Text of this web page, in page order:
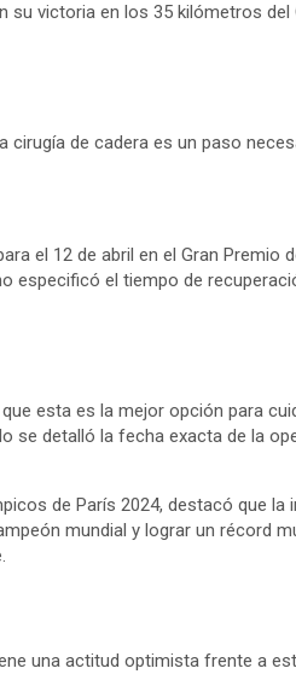
victoria en los 35 kilómetros del
de cadera es un paso
el 12 de abril en el Gran Premio
especificó el tiempo de
esta es la mejor opción para
se detalló la fecha exacta de la
de París 2024, destacó que la
mundial y lograr un récord
una actitud optimista frente a